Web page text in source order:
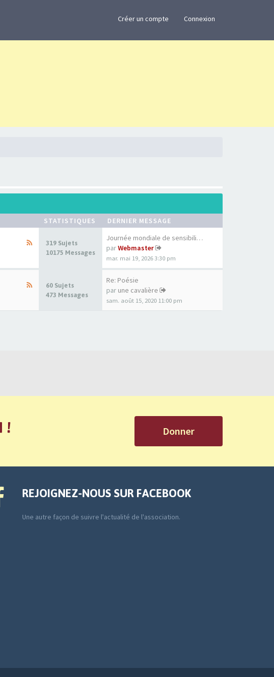
Créer un compte Connexion
STATISTIQUES DERNIER MESSAGE
319 Sujets
10175 Messages
Journée mondiale de sensibili…
parWebmaster
mar. mai 19, 2026 3:30 pm
60 Sujets
473 Messages
Re: Poésie
par une cavalière
sam. août 15, 2020 11:00 pm
! Donner
REJOIGNEZ-NOUS SUR FACEBOOK
Une autre façon de suivre l'actualité de l'association.